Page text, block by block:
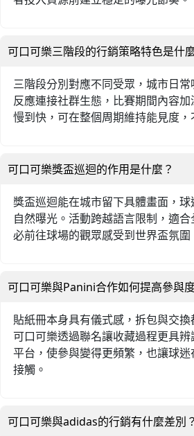
可口可樂三階段的行銷策略特色是什
三階段分別對應不同受眾，城市日
反應連接社群生態，比賽期間內容
慢到快，可在整個周期維持能見度，
可口可樂獎盃巡迴的作用是什麼？
獎盃巡迴能在城市留下具體畫面，
自然曝光。活動跨越語言限制，適
必前往球場的觀眾感受到世界盃氛圍
可口可樂與Panini合作如何提高參與
貼紙冊本身具有儀式感，拆包與交換
可口可樂透過聯名讓收藏過程更具
平台，使參與變得更頻繁，也讓球
接觸。
可口可樂與adidas的行銷有什麼差別？